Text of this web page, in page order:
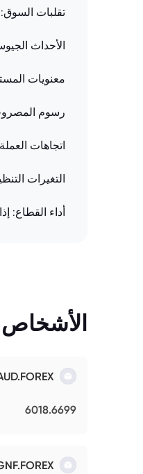
تقلبات
الأحداث
معنويات
رسوم
اتجاهات
التغيرات
أداء القطاع:
6018.6699